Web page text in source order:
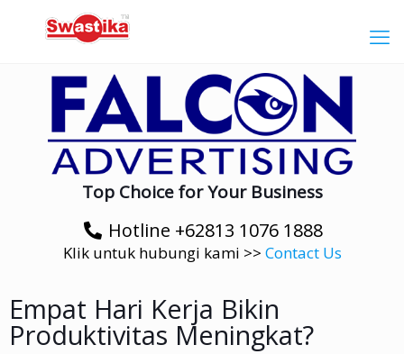
Top Choice for Your Business
Hotline +62813 1076 1888
Klik untuk hubungi kami >> Contact Us
Empat Hari Kerja Bikin
Produktivitas Meningkat?